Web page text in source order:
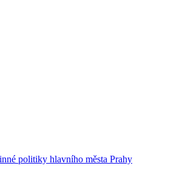
politiky hlavního města Prahy